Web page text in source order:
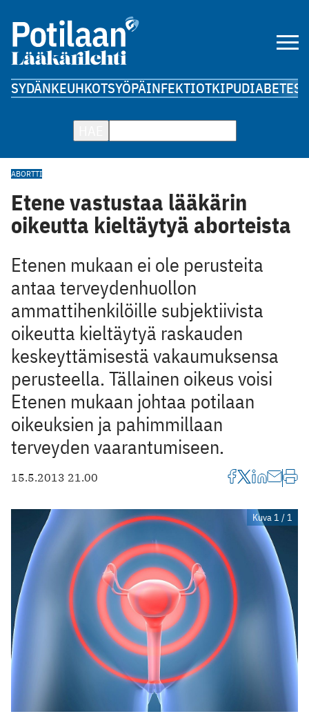
SYDÄNKEUHKOTSYÖPÄINFEKTIOTKIPUDIABETES
ABORTTI
Etene vastustaa lääkärin
oikeutta kieltäytyä aborteista
Etenen mukaan ei ole perusteita
antaa terveydenhuollon
ammattihenkilöille subjektiivista
oikeutta kieltäytyä raskauden
keskeyttämisestä vakaumuksensa
perusteella. Tällainen oikeus voisi
Etenen mukaan johtaa potilaan
oikeuksien ja pahimmillaan
terveyden vaarantumiseen.
15.5.2013 21.00
Kuva 1 / 1